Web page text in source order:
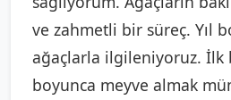
ve zahmetli bir süreç. Yıl
ağaçlarla ilgileniyoruz. İlk
boyunca meyve almak